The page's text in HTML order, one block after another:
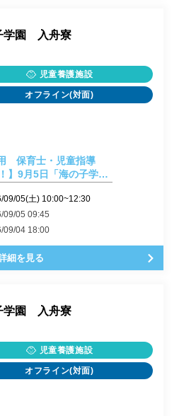
学園 入舟寮
児童養護施設
オフライン(対面)
保育士・児童指導
】9月5日「海の子学園
09/05(土) 10:00~12:30
09/05 09:45
09/04 18:00
細を見る
学園 入舟寮
児童養護施設
オフライン(対面)